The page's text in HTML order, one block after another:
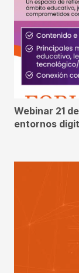
Webinar 21
entornos